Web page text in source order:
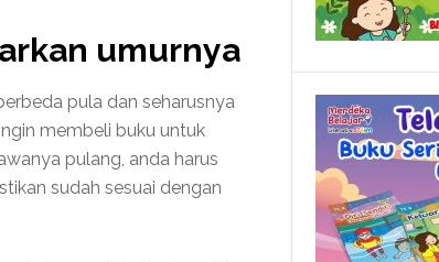
umurnya
pula dan seharusnya
membeli buku untuk
pulang, anda harus
sudah sesuai dengan